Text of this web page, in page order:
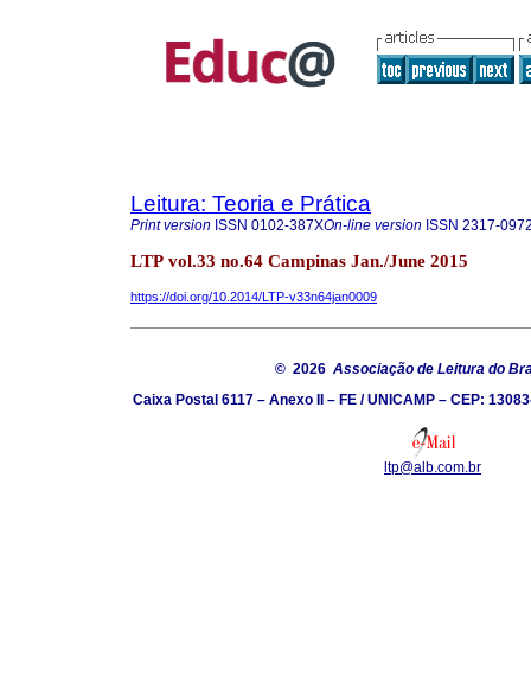
Leitura: Teoria e Prática
Print version ISSN 0102-387XOn-line version ISSN 2317-
LTP vol.33 no.64 Campinas Jan./June 2015
https://doi.org/10.2014/LTP-v33n64jan0009
© 2026 Associação de Leitura do
Caixa Postal 6117 – Anexo II – FE / UNICAMP – CEP:
ltp@alb.com.br